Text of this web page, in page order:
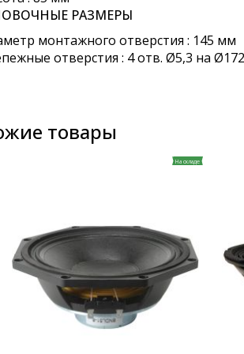
РАЗМЕРЫ
монтажного отверстия : 145 мм
отверстия : 4 отв. Ø5,3 на
товары
На складе